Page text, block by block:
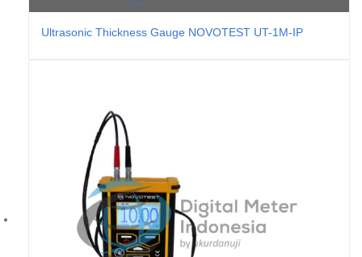
Ultrasonic Thickness Gauge NOVOTEST UT-1M-IP